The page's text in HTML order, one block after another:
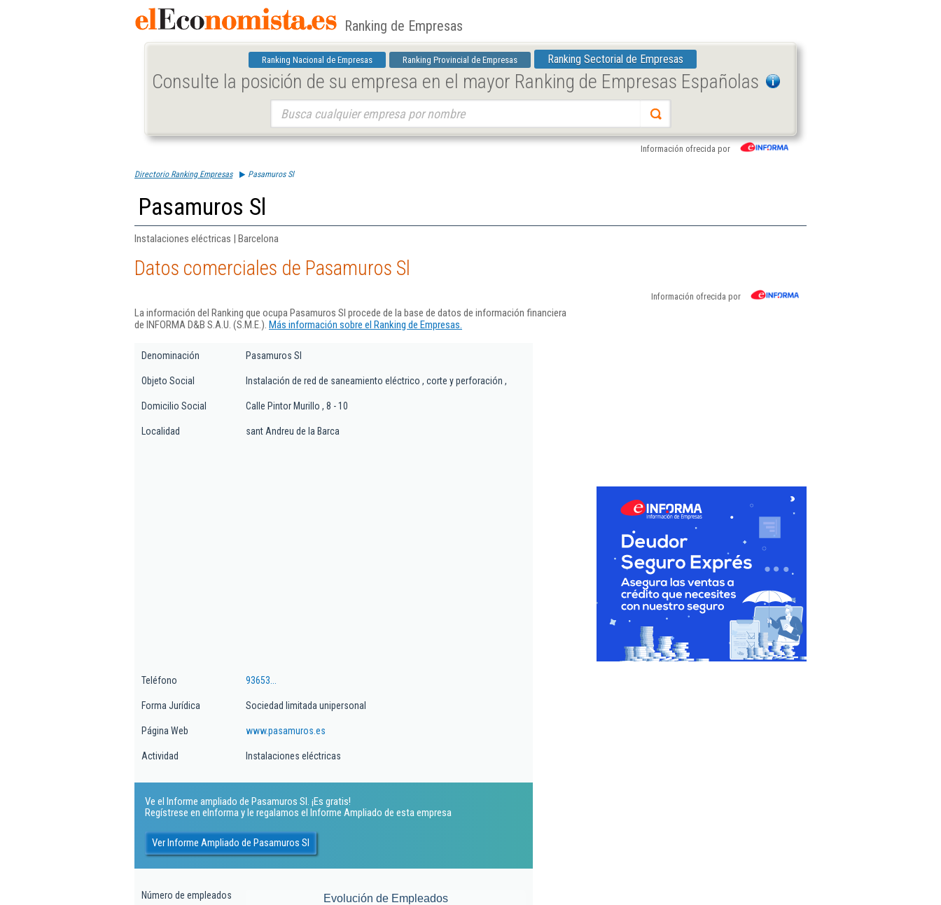
Ranking de Empresas
Ranking Nacional de Empresas Ranking Provincial de Empresas Ranking Sectorial de Empresas
Consulte la posición de su empresa en el mayor Ranking de Empresas Españolas
Información ofrecida por
Directorio Ranking Empresas Pasamuros Sl
Pasamuros Sl
Instalaciones eléctricas | Barcelona
Datos comerciales de Pasamuros Sl
Información ofrecida por
La información del Ranking que ocupa Pasamuros Sl procede de la base de datos de información financiera
de INFORMA D&B S.A.U. (S.M.E.). Más información sobre el Ranking de Empresas.
Denominación Pasamuros Sl
Objeto Social Instalación de red de saneamiento eléctrico , corte y perforación ,
Domicilio Social Calle Pintor Murillo , 8 - 10
Localidad sant Andreu de la Barca
Teléfono 93653...
Forma Jurídica Sociedad limitada unipersonal
Página Web www.pasamuros.es
Actividad Instalaciones eléctricas
Ve el Informe ampliado de Pasamuros Sl. ¡Es gratis!
Regístrese en eInforma y le regalamos el Informe Ampliado de esta empresa
Ver Informe Ampliado de Pasamuros Sl
Número de empleados Evolución de Empleados